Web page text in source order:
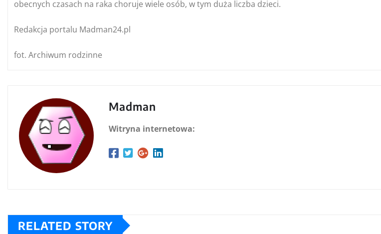
obecnych czasach na raka choruje wiele osób, w tym duża liczba dzieci.
Redakcja portalu Madman24.pl
fot. Archiwum rodzinne
Madman
Witryna internetowa:
RELATED STORY